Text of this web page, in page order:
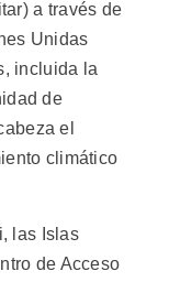
a través de
Unidas
incluida la
de
el
climático
las Islas
de Acceso